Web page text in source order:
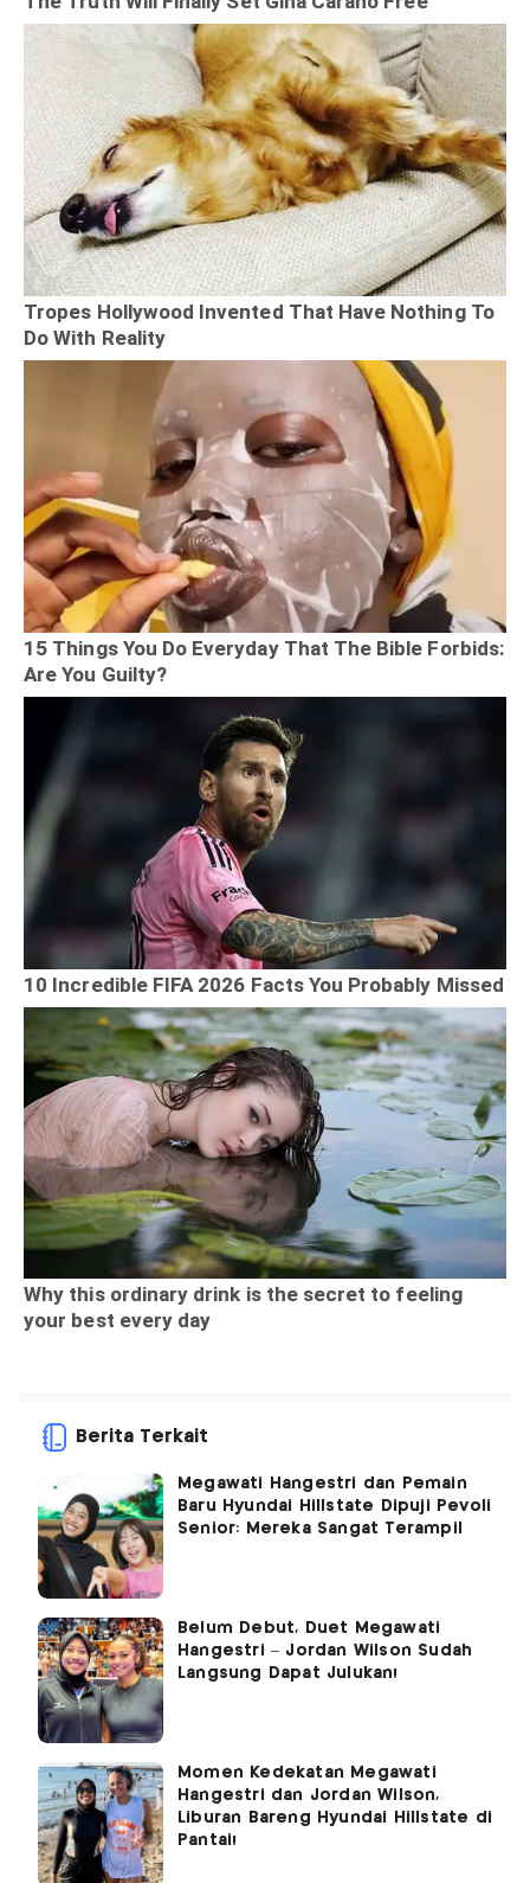
Berita Terkait
Megawati Hangestri dan Pemain
Baru Hyundai Hillstate Dipuji Pevoli
Senior: Mereka Sangat Terampil
Belum Debut, Duet Megawati
Hangestri – Jordan Wilson Sudah
Langsung Dapat Julukan!
Momen Kedekatan Megawati
Hangestri dan Jordan Wilson,
Liburan Bareng Hyundai Hillstate di
Pantai!